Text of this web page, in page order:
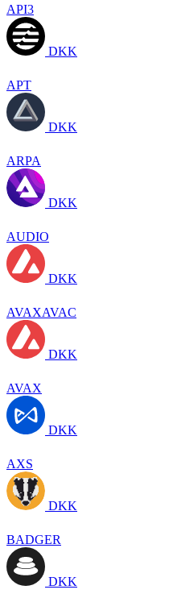
API3
DKK
APT
DKK
ARPA
DKK
AUDIO
DKK
AVAXAVAC
DKK
AVAX
DKK
AXS
DKK
BADGER
DKK